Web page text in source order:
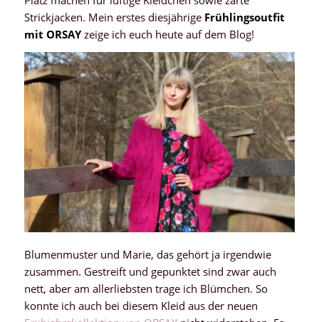
Strickjacken. Mein erstes diesjährige Frühlingsoutfit
mit ORSAYzeige ich euch heute auf dem Blog!
Blumenmuster und Marie, das gehört ja irgendwie
zusammen. Gestreift und gepunktet sind zwar auch
nett, aber am allerliebsten trage ich Blümchen. So
konnte ich auch bei diesem Kleid aus der neuen